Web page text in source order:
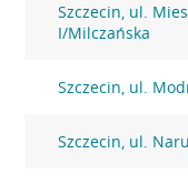
Szczecin, ul.
I/Milczańska
Szczecin, ul.
Szczecin, ul.